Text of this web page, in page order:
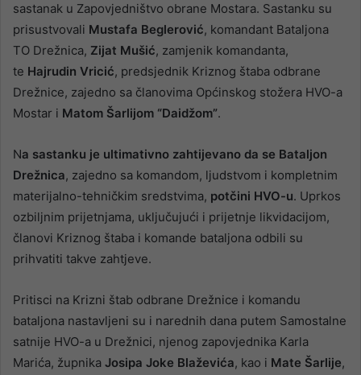
sastanak u Zapovjedništvo obrane Mostara. Sastanku su
prisustvovali Mustafa Beglerović, komandant Bataljona
TO Drežnica, Zijat Mušić, zamjenik komandanta,
te Hajrudin Vricić, predsjednik Kriznog štaba odbrane
Drežnice, zajedno sa članovima Općinskog stožera HVO-a
Mostar i Matom Šarlijom “Daidžom”.
Na sastanku je ultimativno zahtijevano da se Bataljon
Drežnica, zajedno sa komandom, ljudstvom i kompletnim
materijalno-tehničkim sredstvima, potčini HVO-u. Uprkos
ozbiljnim prijetnjama, uključujući i prijetnje likvidacijom,
članovi Kriznog štaba i komande bataljona odbili su
prihvatiti takve zahtjeve.
Pritisci na Krizni štab odbrane Drežnice i komandu
bataljona nastavljeni su i narednih dana putem Samostalne
satnije HVO-a u Drežnici, njenog zapovjednika Karla
Marića, župnika Josipa Joke Blaževića, kao i Mate Šarlije,